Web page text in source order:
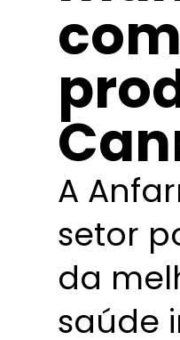
A
setor
da
saúde